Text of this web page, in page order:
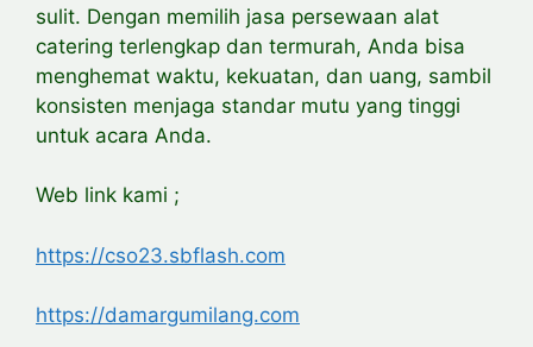
sulit. Dengan memilih jasa persewaan alat
catering terlengkap dan termurah, Anda bisa
menghemat waktu, kekuatan, dan uang, sambil
konsisten menjaga standar mutu yang tinggi
untuk acara Anda.
Web link kami ;
https://cso23.sbflash.com
https://damargumilang.com